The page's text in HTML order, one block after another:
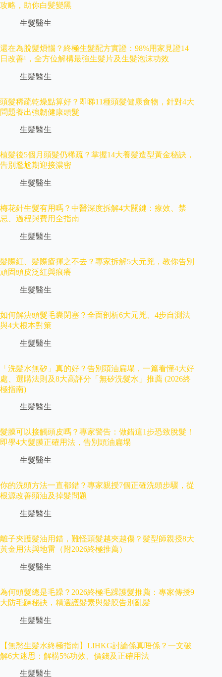
攻略，助你白髪變黑
生髮醫生
還在為脫髮煩惱？終極生髮配方實證：98%用家見證14
日改善¹，全方位解構最強生髮片及生髮泡沫功效
生髮醫生
頭髮稀疏乾燥點算好？即睇11種頭髮健康食物，針對4大
問題養出強韌健康頭髮
生髮醫生
植髮後5個月頭髮仍稀疏？掌握14大養髮造型黃金秘訣，
告別尷尬期迎接濃密
生髮醫生
梅花針生髮有用嗎？中醫深度拆解4大關鍵：療效、禁
忌、過程與費用全指南
生髮醫生
髮際紅、髮際瘡揮之不去？專家拆解5大元兇，教你告別
頑固頭皮泛紅與痕癢
生髮醫生
如何解決頭髮毛囊閉塞？全面剖析6大元兇、4步自測法
與4大根本對策
生髮醫生
「洗髮水無矽」真的好？告別頭油扁塌，一篇看懂4大好
處、選購法則及8大高評分「無矽洗髮水」推薦 (2026終
極指南)
生髮醫生
髮膜可以接觸頭皮嗎？專家警告：做錯這1步恐致脫髮！
即學4大髮膜正確用法，告別頭油扁塌
生髮醫生
你的洗頭方法一直都錯？專家親授7個正確洗頭步驟，從
根源改善頭油及掉髮問題
生髮醫生
離子夾護髮油用錯，難怪頭髮越夾越傷？髮型師親授8大
黃金用法與地雷（附2026終極推薦）
生髮醫生
為何頭髮總是毛躁？2026終極毛躁護髮推薦：專家傳授9
大防毛躁秘訣，精選護髮素與髮膜告別亂髮
生髮醫生
【無愁生髮水終極指南】LIHKG討論係真唔係？一文破
解6大迷思：解構5%功效、價錢及正確用法
生髮醫生